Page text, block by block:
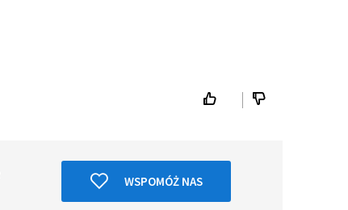
WSPOMÓŻ NAS